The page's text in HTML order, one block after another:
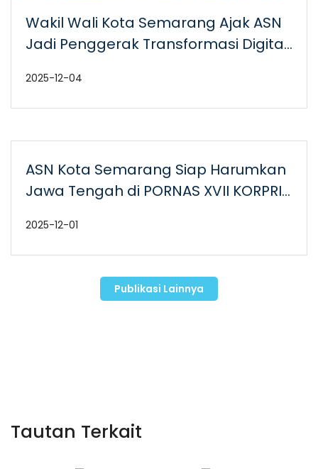
Wakil Wali Kota Semarang Ajak ASN
Jadi Penggerak Transformasi Digital
2025-12-04
ASN Kota Semarang Siap Harumkan
Jawa Tengah di PORNAS XVII KORPRI
2025-12-01
Publikasi Lainnya
Tautan Terkait